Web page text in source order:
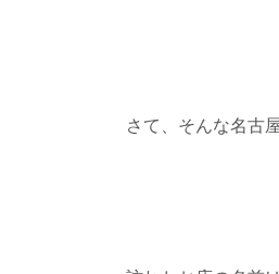
さて、そんな名古